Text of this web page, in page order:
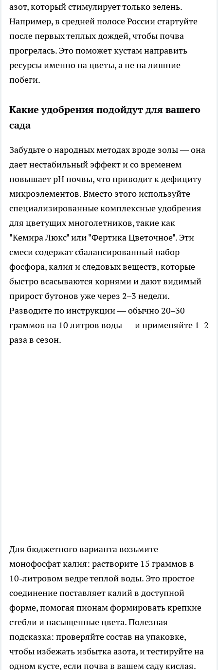
азот, который стимулирует только зелень.
Например, в средней полосе России стартуйте
после первых теплых дождей, чтобы почва
прогрелась. Это поможет кустам направить
ресурсы именно на цветы, а не на лишние
побеги.
Какие удобрения подойдут для вашего
сада
Забудьте о народных методах вроде золы — она
дает нестабильный эффект и со временем
повышает pH почвы, что приводит к дефициту
микроэлементов. Вместо этого используйте
специализированные комплексные удобрения
для цветущих многолетников, такие как
"Кемира Люкс" или "Фертика Цветочное". Эти
смеси содержат сбалансированный набор
фосфора, калия и следовых веществ, которые
быстро всасываются корнями и дают видимый
прирост бутонов уже через 2–3 недели.
Разводите по инструкции — обычно 20–30
граммов на 10 литров воды — и применяйте 1–2
раза в сезон.
Для бюджетного варианта возьмите
монофосфат калия: растворите 15 граммов в
10-литровом ведре теплой воды. Это простое
соединение поставляет калий в доступной
форме, помогая пионам формировать крепкие
стебли и насыщенные цвета. Полезная
подсказка: проверяйте состав на упаковке,
чтобы избежать избытка азота, и тестируйте на
одном кусте, если почва в вашем саду кислая.